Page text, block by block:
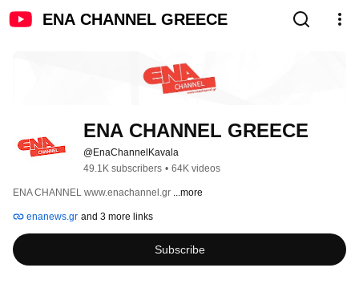
ENA CHANNEL GREECE
ENA CHANNEL GREECE
@EnaChannelKavala
49.1K subscribers • 64K videos
ENA CHANNEL www.enachannel.gr ...more
enanews.gr and 3 more links
Subscribe